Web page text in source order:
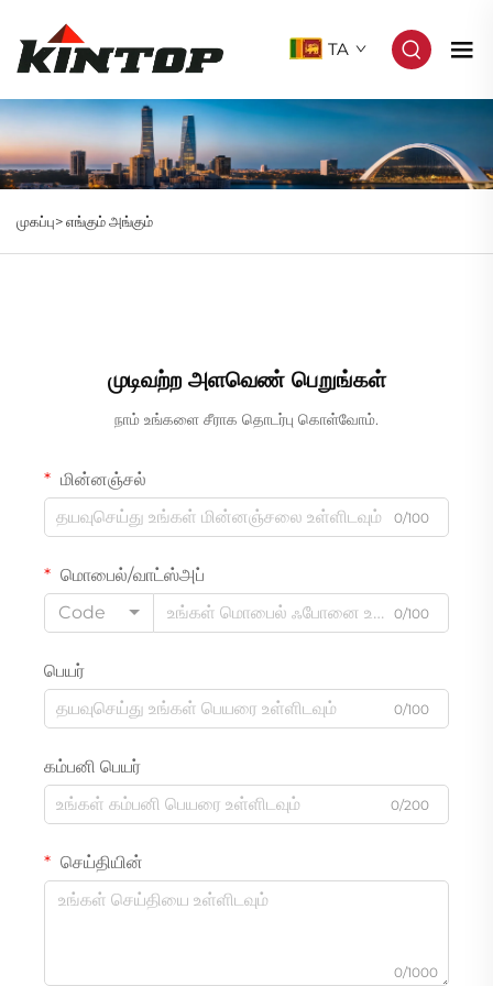
TA
முகப்பு>எங்கும் அங்கும்
முடிவற்ற அளவெண் பெறுங்கள்
நாம் உங்களை சீராக தொடர்பு கொள்வோம்.
மின்னஞ்சல்
0/100
மொபைல்/வாட்ஸ்அப்
Code
0/100
பெயர்
0/100
கம்பனி பெயர்
0/200
செய்தியின்
0/1000